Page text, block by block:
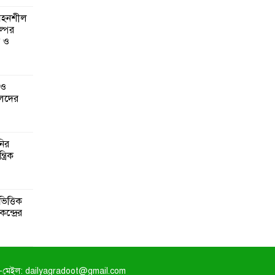
ও
মেইল: dailyagradoot@gmail.com